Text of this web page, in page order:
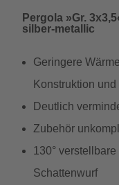
Pergola »Gr.
silber-metallic
Geringere
Konstruktion
Deutlich
Zubehör
130°
Schattenwurf